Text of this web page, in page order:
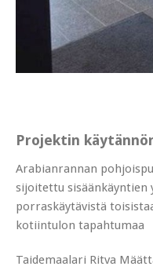
Projektin
Arabianrannan
sijoitettu sisäänkäyntien
porraskäytävistä
kotiintulon tapahtumaa
Taidemaalari Ritva